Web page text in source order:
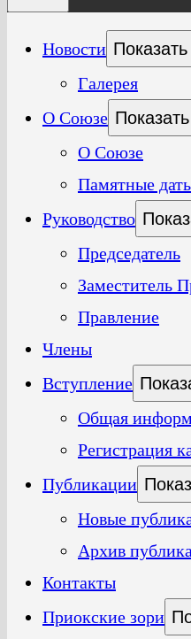
Новости
Галерея
О Союзе
О Союзе
Памятные
Руководство
Председатель
Заместитель
Правление
Члены
Вступление
Общая
Регистрация
Публикации
Новые
Архив
Контакты
Приокские зори